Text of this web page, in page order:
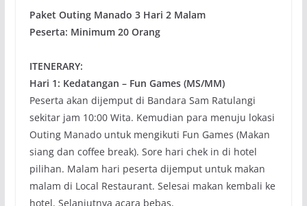
Paket Outing Manado 3 Hari 2 Malam
Peserta: Minimum 20 Orang
ITENERARY:
Hari 1: Kedatangan – Fun Games (MS/MM)
Peserta akan dijemput di Bandara Sam Ratulangi
sekitar jam 10:00 Wita. Kemudian para menuju lokasi
Outing Manado untuk mengikuti Fun Games (Makan
siang dan coffee break). Sore hari chek in di hotel
pilihan. Malam hari peserta dijemput untuk makan
malam di Local Restaurant. Selesai makan kembali ke
hotel. Selanjutnya acara bebas.